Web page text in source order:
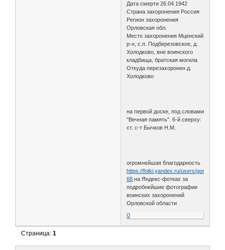
Дата смерти 26.04.1942
Страна захоронения Россия
Регион захоронения
Орловская обл.
Место захоронения Мценский
р-н, с.п. Подберезовское, д.
Холодково, вне воинского
кладбища, братская могила
Откуда перезахоронен д.
Холодково
на первой доске, под словами
"Вечная память". 6-й сверху:
ст. с-т Бычков Н.М.
огромнейшая благодарность
https://fotki.yandex.ru/users/gor4ak-
68 на Яндекс-фотках за
подробнейшие фотографии
воинских захоронений
Орловской области
0
Страница:1